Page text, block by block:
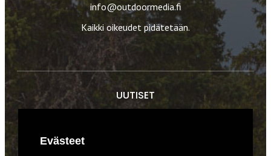
info@outdoormedia.fi
Kaikki oikeudet pidätetään.
UUTISET
Evästeet